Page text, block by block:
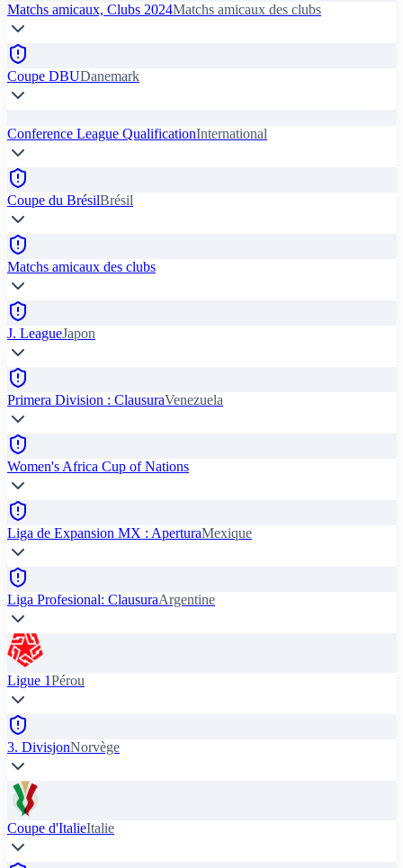
Matchs amicaux, Clubs 2024Matchs amicaux des clubs
Coupe DBUDanemark
Conference League QualificationInternational
Coupe du BrésilBrésil
Matchs amicaux des clubs
J. LeagueJapon
Primera Division : ClausuraVenezuela
Women's Africa Cup of Nations
Liga de Expansion MX : AperturaMexique
Liga Profesional: ClausuraArgentine
Ligue 1Pérou
3. DivisjonNorvège
Coupe d'ItalieItalie